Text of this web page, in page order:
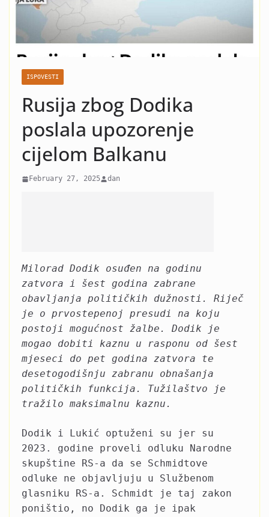
nasilje i krah: Evo koja žena
je razlog kraha braka Čede
Jovanovića! Kad vidite o kome
se radi neće vam bit dobro!
ISPOVESTI
Rusija zbog Dodika
poslala upozorenje
cijelom Balkanu
February 27, 2025 dan
Milorad Dodik osuđen na godinu
zatvora i šest godina zabrane
obavljanja političkih dužnosti. Riječ
je o prvostepenoj presudi na koju
postoji mogućnost žalbe. Dodik je
mogao dobiti kaznu u rasponu od šest
mjeseci do pet godina zatvora te
desetogodišnju zabranu obnašanja
političkih funkcija. Tužilaštvo je
tražilo maksimalnu kaznu.
Dodik i Lukić optuženi su jer su
2023. godine proveli odluku Narodne
skupštine RS-a da se Schmidtove
odluke ne objavljuju u Službenom
glasniku RS-a. Schmidt je taj zakon
poništio, no Dodik ga je ipak